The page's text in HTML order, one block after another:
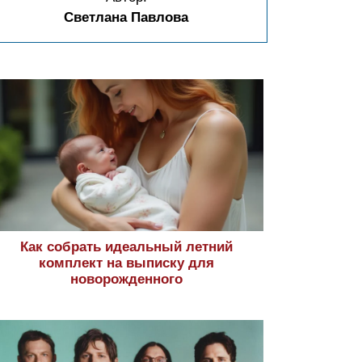
Светлана Павлова
Как собрать идеальный летний
комплект на выписку для
новорожденного